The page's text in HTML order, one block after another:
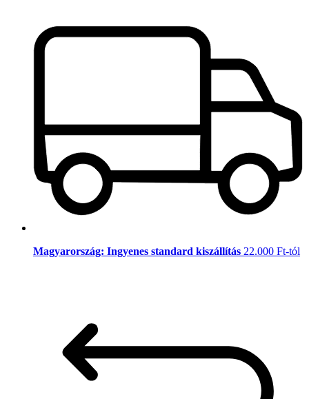
Magyarország: Ingyenes standard kiszállítás 22.000 Ft-tól